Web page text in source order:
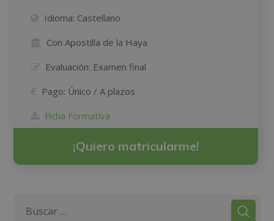
Idioma: Castellano
Con Apostilla de la Haya
Evaluación: Examen final
Pago: Único / A plazos
Ficha Formativa
¡Quiero matricularme!